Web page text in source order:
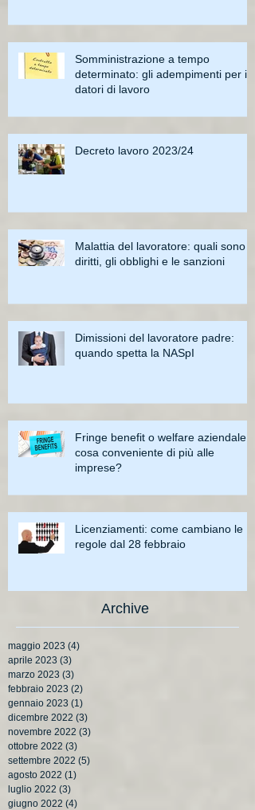
Somministrazione a tempo
determinato: gli adempimenti per i
datori di lavoro
Decreto lavoro 2023/24
Malattia del lavoratore: quali sono i
diritti, gli obblighi e le sanzioni
Dimissioni del lavoratore padre:
quando spetta la NASpI
Fringe benefit o welfare aziendale:
cosa conveniente di più alle
imprese?
Licenziamenti: come cambiano le
regole dal 28 febbraio
Archive
maggio 2023 (4)
aprile 2023 (3)
marzo 2023 (3)
febbraio 2023 (2)
gennaio 2023 (1)
dicembre 2022 (3)
novembre 2022 (3)
ottobre 2022 (3)
settembre 2022 (5)
agosto 2022 (1)
luglio 2022 (3)
giugno 2022 (4)